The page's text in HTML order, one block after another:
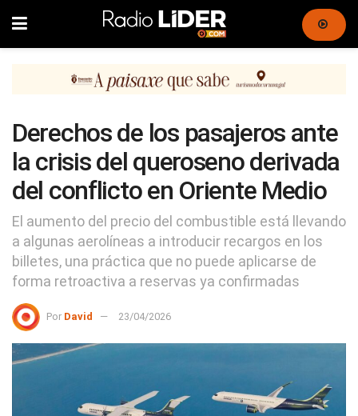
Derechos de los pasajeros ante
la crisis del queroseno derivada
del conflicto en Oriente Medio
El aumento del precio del combustible está llevando
a algunas aerolíneas a introducir recargos en los
billetes, una práctica que no puede aplicarse de
forma retroactiva a reservas ya confirmadas
Por David 23/04/2026